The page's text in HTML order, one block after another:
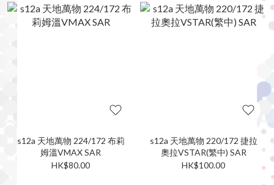
s12a 天地萬物 224/172 布莉
姆溫VMAX SAR
HK$80.00
s12a 天地萬物 220/172 捷拉
奧拉VSTAR(繁中) SAR
HK$100.00